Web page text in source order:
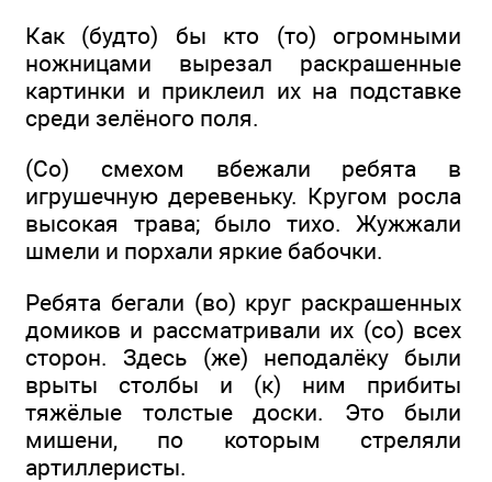
Как (будто) бы кто (то) огромными
ножницами вырезал раскрашенные
картинки и приклеил их на подставке
среди зелёного поля.
(Со) смехом вбежали ребята в
игрушечную деревеньку. Кругом росла
высокая трава; было тихо. Жужжали
шмели и порхали яркие бабочки.
Ребята бегали (во) круг раскрашенных
домиков и рассматривали их (со) всех
сторон. Здесь (же) неподалёку были
врыты столбы и (к) ним прибиты
тяжёлые толстые доски. Это были
мишени, по которым стреляли
артиллеристы.